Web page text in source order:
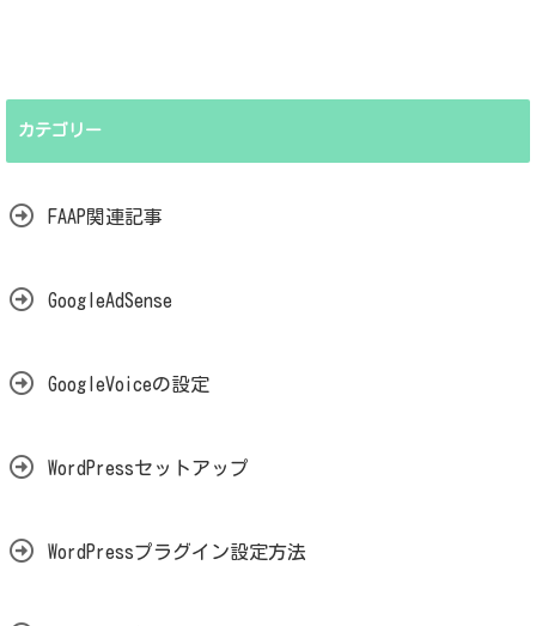
カテゴリー
FAAP関連記事
GoogleAdSense
GoogleVoiceの設定
WordPressセットアップ
WordPressプラグイン設定方法